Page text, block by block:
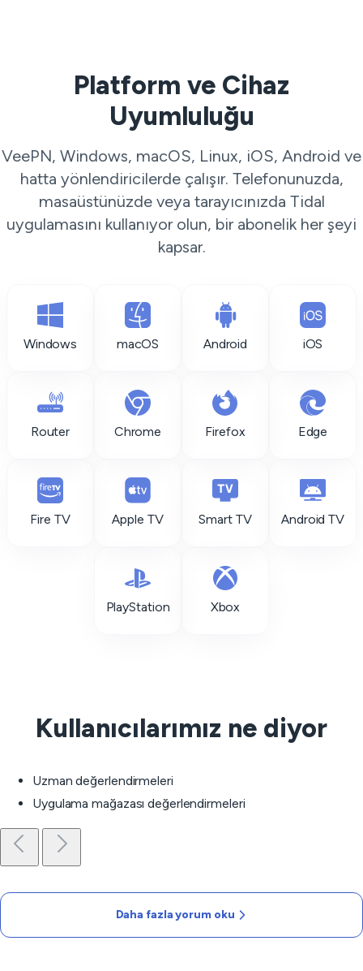
Platform ve Cihaz
Uyumluluğu
VeePN, Windows, macOS, Linux, iOS, Android ve
hatta yönlendiricilerde çalışır. Telefonunuzda,
masaüstünüzde veya tarayıcınızda Tidal
uygulamasını kullanıyor olun, bir abonelik her şeyi
kapsar.
Windows macOS Android iOS
Router Chrome Firefox Edge
Fire TV Apple TV Smart TV Android TV
PlayStation Xbox
Kullanıcılarımız ne diyor
Uzman değerlendirmeleri
Uygulama mağazası değerlendirmeleri
Daha fazla yorum oku